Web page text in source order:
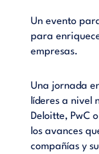
Un evento
para
empresas.
Una jornada
líderes a nivel
Deloitte, PwC
los avances
compañías y